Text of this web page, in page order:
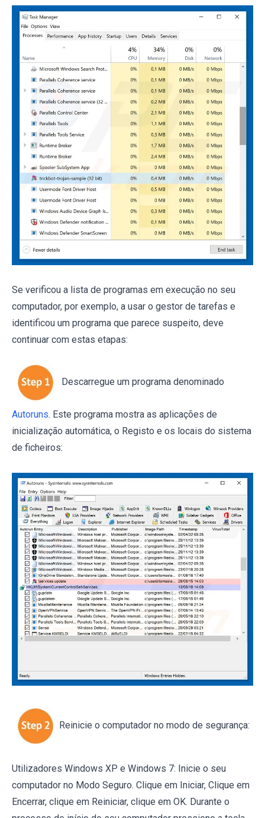
Se verificou a lista de programas em execução no seu
computador, por exemplo, a usar o gestor de tarefas e
identificou um programa que parece suspeito, deve
continuar com estas etapas:
Descarregue um programa denominado
Autoruns. Este programa mostra as aplicações de
inicialização automática, o Registo e os locais do sistema
de ficheiros:
Reinicie o computador no modo de segurança:
Utilizadores Windows XP e Windows 7: Inicie o seu
computador no Modo Seguro. Clique em Iniciar, Clique em
Encerrar, clique em Reiniciar, clique em OK. Durante o